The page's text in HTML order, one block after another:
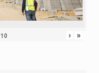
10 › »